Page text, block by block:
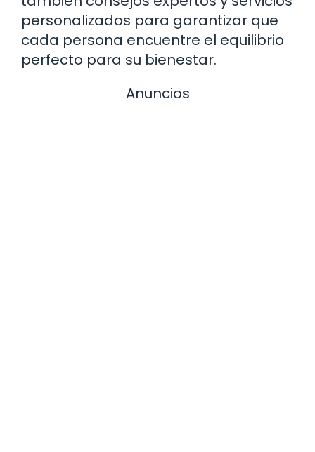
personalizados para garantizar que
cada persona encuentre el equilibrio
perfecto para su bienestar.
Anuncios